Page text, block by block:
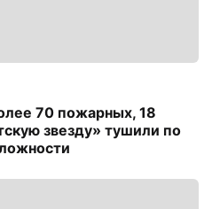
70 пожарных, 18
звезду» тушили по